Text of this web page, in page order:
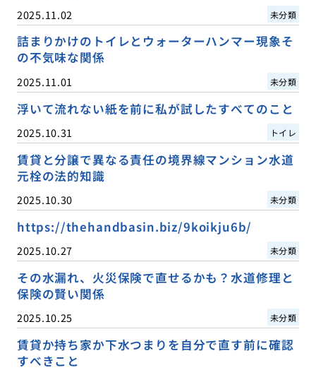
2025.11.02 未分類
詰まりかけのトイレとウォーターハンマー現象そ
の不気味な関係
2025.11.01 未分類
浮いて流れない紙を前に私が試したすべてのこと
2025.10.31 トイレ
賃貸と分譲で異なる責任の境界線マンション水道
元栓の法的知識
2025.10.30 未分類
https://thehandbasin.biz/9koikju6b/
2025.10.27 未分類
その水漏れ、火災保険で直せるかも？水道修理と
保険の賢い関係
2025.10.25 未分類
賃貸か持ち家か下水つまりを自分で直す前に確認
すべきこと